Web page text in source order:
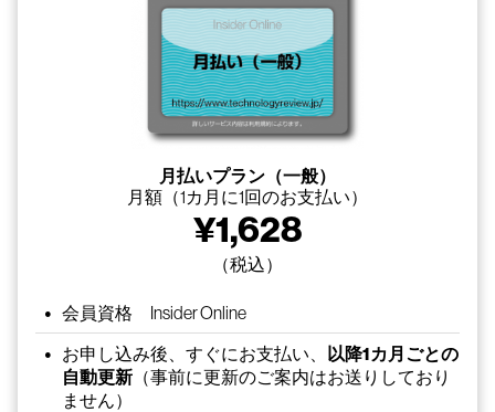
月払いプラン（一般）
月額（1カ月に1回のお支払い）
¥1,628
（税込）
会員資格 Insider Online
お申し込み後、すぐにお支払い、 以降1カ月ごとの
自動更新 （事前に更新のご案内はお送りしており
ません）